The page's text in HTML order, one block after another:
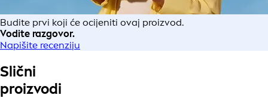
Budite prvi koji će ocijeniti ovaj proizvod.
Vodite razgovor.
Napišite recenziju
Slični
proizvodi